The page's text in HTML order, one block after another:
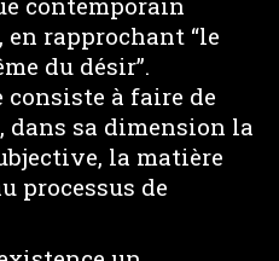
en rapprochant “le
du désir”.
à faire de
dans sa dimension la
la matière
processus de